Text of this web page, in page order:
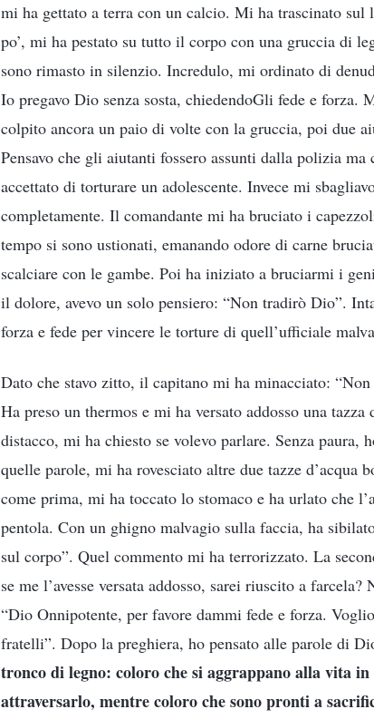
mi ha gettato a terra con un calcio. Mi ha trascinato
po’, mi ha pestato su tutto il corpo con una gruccia di
sono rimasto in silenzio. Incredulo, mi ordinato di
Io pregavo Dio senza sosta, chiedendoGli fede e forza.
colpito ancora un paio di volte con la gruccia, poi due
Pensavo che gli aiutanti fossero assunti dalla polizia ma
accettato di torturare un adolescente. Invece mi
completamente. Il comandante mi ha bruciato i
tempo si sono ustionati, emanando odore di carne
scalciare con le gambe. Poi ha iniziato a bruciarmi i
il dolore, avevo un solo pensiero: “Non tradirò Dio”.
forza e fede per vincere le torture di quell’ufficiale
Dato che stavo zitto, il capitano mi ha minacciato:
Ha preso un thermos e mi ha versato addosso una
distacco, mi ha chiesto se volevo parlare. Senza paura,
quelle parole, mi ha rovesciato altre due tazze d’acqua
come prima, mi ha toccato lo stomaco e ha urlato che
pentola. Con un ghigno malvagio sulla faccia, ha
sul corpo”. Quel commento mi ha terrorizzato. La
se me l’avesse versata addosso, sarei riuscito a
“Dio Onnipotente, per favore dammi fede e forza.
fratelli”. Dopo la preghiera, ho pensato alle parole di
tronco di legno: coloro che si aggrappano alla vita
attraversarlo, mentre coloro che sono pronti a